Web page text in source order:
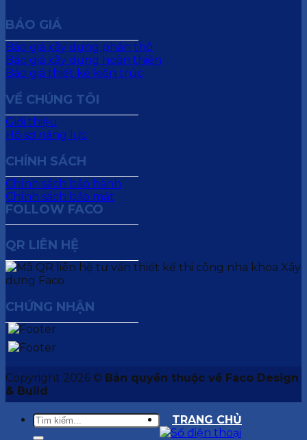
BÁO GIÁ
Báo giá xây dựng phần thô
Báo giá xây dựng hoàn thiện
Báo giá thiết kế kiến trúc
VỀ CHÚNG TÔI
Giới thiệu
Hồ sơ năng lực
CHÍNH SÁCH
Chính sách bảo hành
Chính sách bảo mật
FOLLOW FACO
QR LIÊN HỆ
CHỨNG NHẬN
Copyright 2026 © Bản quyền thuộc về Faco Design
& Build
TRANG CHỦ